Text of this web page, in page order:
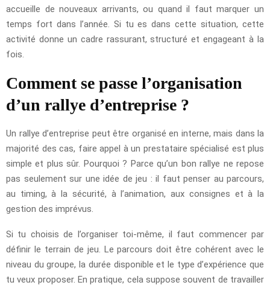
accueille de nouveaux arrivants, ou quand il faut marquer un
temps fort dans l’année. Si tu es dans cette situation, cette
activité donne un cadre rassurant, structuré et engageant à la
fois.
Comment se passe l’organisation
d’un rallye d’entreprise ?
Un rallye d’entreprise peut être organisé en interne, mais dans la
majorité des cas, faire appel à un prestataire spécialisé est plus
simple et plus sûr. Pourquoi ? Parce qu’un bon rallye ne repose
pas seulement sur une idée de jeu : il faut penser au parcours,
au timing, à la sécurité, à l’animation, aux consignes et à la
gestion des imprévus.
Si tu choisis de l’organiser toi-même, il faut commencer par
définir le terrain de jeu. Le parcours doit être cohérent avec le
niveau du groupe, la durée disponible et le type d’expérience que
tu veux proposer. En pratique, cela suppose souvent de travailler